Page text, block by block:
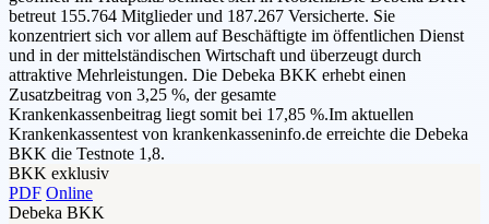
betreut 155.764 Mitglieder und 187.267 Versicherte. Sie
konzentriert sich vor allem auf Beschäftigte im öffentlichen Dienst
und in der mittelständischen Wirtschaft und überzeugt durch
attraktive Mehrleistungen. Die Debeka BKK erhebt einen
Zusatzbeitrag von 3,25 %, der gesamte
Krankenkassenbeitrag liegt somit bei 17,85 %.Im aktuellen
Krankenkassentest von krankenkasseninfo.de erreichte die Debeka
BKK die Testnote 1,8.
BKK exklusiv
PDF Online
Debeka BKK